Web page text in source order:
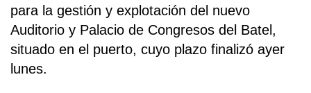
para la gestión y explotación del nuevo
Auditorio y Palacio de Congresos del Batel,
situado en el puerto, cuyo plazo finalizó ayer
lunes.